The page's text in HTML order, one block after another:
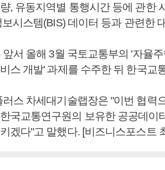
, 유동지역별 통행시간 등에 관한
시스템(BIS) 데이터 등과 관련한
서 올해 3월 국토교통부의 '자율
스 개발' 과제를 수주한 뒤 한국교
스 차세대기술랩장은 "이번 협력
국교통연구원의 보유한 공공데이
겠다"고 말했다. [비즈니스포스트